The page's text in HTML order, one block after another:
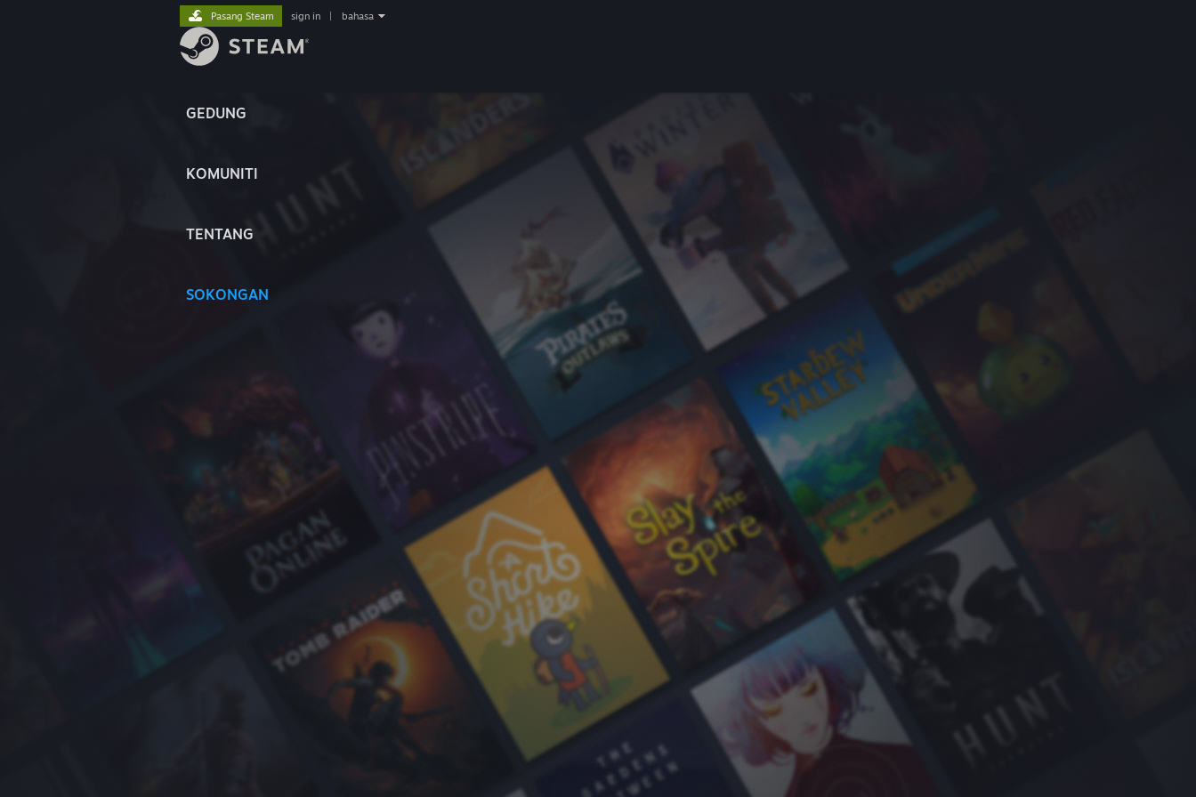
GEDUNG
KOMUNITI
TENTANG
SOKONGAN
Pasang Steam sign in bahasa